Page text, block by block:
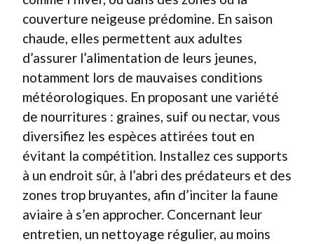
couverture neigeuse prédomine. En saison
chaude, elles permettent aux adultes
d’assurer l’alimentation de leurs jeunes,
notamment lors de mauvaises conditions
météorologiques. En proposant une variété
de nourritures : graines, suif ou nectar, vous
diversifiez les espèces attirées tout en
évitant la compétition. Installez ces supports
à un endroit sûr, à l’abri des prédateurs et des
zones trop bruyantes, afin d’inciter la faune
aviaire à s’en approcher. Concernant leur
entretien, un nettoyage régulier, au moins